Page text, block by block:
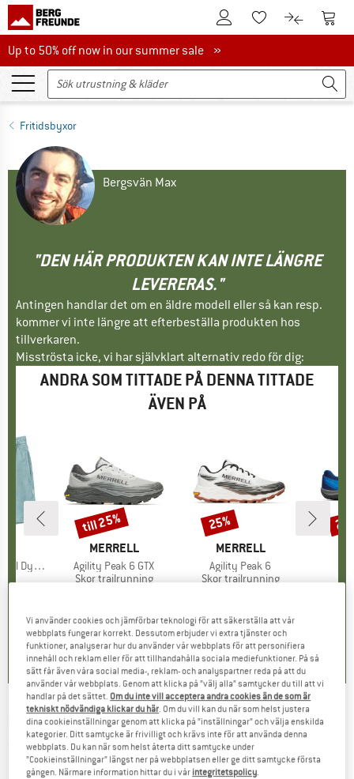
Till kundkontotTill minneslistan.
Till Till
Up to 50% off now in our summer sale
Up to 50% off now in our summer sale »
Fritidsbyxor
Bergsvän Max
"DEN HÄR PRODUKTEN KAN INTE LÄNGRE
LEVERERAS."
Antingen handlar det om en äldre modell eller så kan resp.
kommer vi inte längre att efterbeställa produkten hos
tillverkaren.
Misströsta icke, vi har självklart alternativ redo för dig:
ANDRA SOM TITTADE PÅ DENNA TITTADE
ÄVEN PÅ
Shorts
)
VARUMÄRKE
MERRELL
Produkter
Agility Peak 6 GTX
Produktgrupp
Skor trailrunning
0,0(0)
Rabatt
till 25%
VARUMÄRKE
MERRELL
Produkter
Agility Peak 6
Produktgrupp
Skor trailrunning
0,0(0)
Rabatt
25%
MAZINE - Corduroy Pants - Fritidsbyxa
(0)
Vi använder cookies och jämförbar teknologi för att säkerställa att vår
webbplats fungerar korrekt. Dessutom erbjuder vi extra tjänster och
funktioner, analyserar hur du använder vår webbplats för att personifiera
innehåll och reklam eller för att tillhandahålla sociala mediefunktioner. På så
sätt får även våra social media-, reklam- och analyspartner reda på att du
använder vår webbplats. Genom att klicka på ”välj alla” samtycker du till att vi
handlar på det sättet. Om du inte vill acceptera andra cookies än de som är
tekniskt nödvändiga klickar du här. Om du vill kan du när som helst justera
dina cookieinställningar genom att klicka på ”inställningar” och välja enskilda
kategorier. Ditt samtycke är frivilligt och krävs inte för att använda denna
webbplats. Du kan när som helst återta ditt samtycke under
”Cookieinställningar” längst ner på webbplatsen eller ge ditt samtycke första
gången. Närmare information hittar du i vår integritetspolicy.